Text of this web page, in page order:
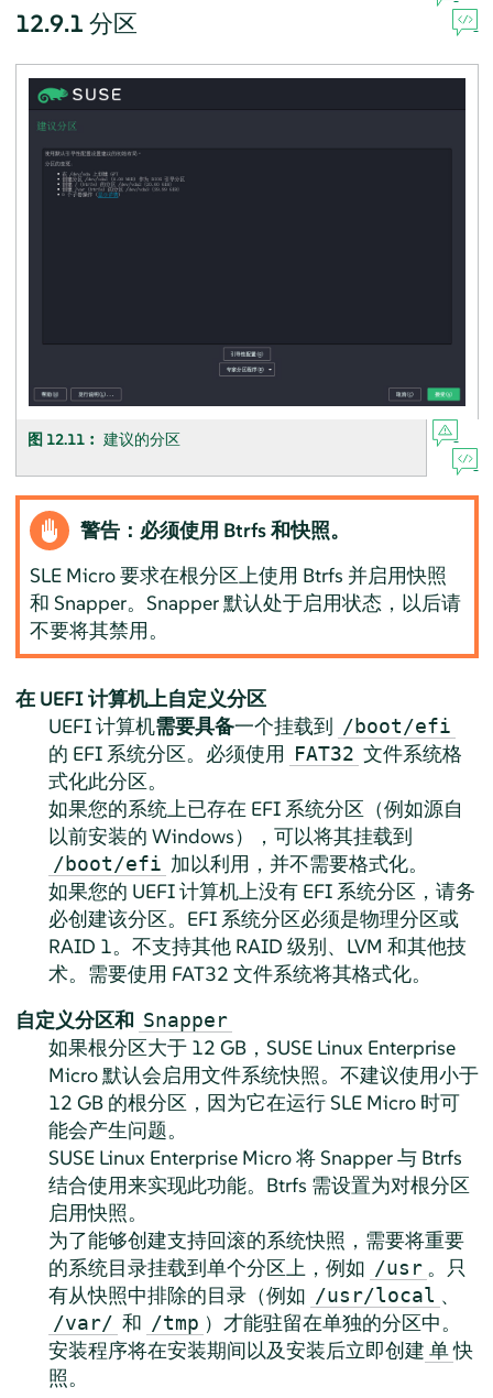
12.9.1 分区
图 12.11︰ 建议的分区
警告：必须使用 Btrfs 和快照。
SLE Micro 要求在根分区上使用 Btrfs 并启用快照
和 Snapper。Snapper 默认处于启用状态，以后请
不要将其禁用。
在 UEFI 计算机上自定义分区
UEFI 计算机需要具备一个挂载到 /boot/efi
的 EFI 系统分区。必须使用 FAT32 文件系统格
式化此分区。
如果您的系统上已存在 EFI 系统分区（例如源自
以前安装的 Windows），可以将其挂载到
/boot/efi 加以利用，并不需要格式化。
如果您的 UEFI 计算机上没有 EFI 系统分区，请务
必创建该分区。EFI 系统分区必须是物理分区或
RAID 1。不支持其他 RAID 级别、LVM 和其他技
术。需要使用 FAT32 文件系统将其格式化。
自定义分区和 Snapper
如果根分区大于 12 GB， SUSE Linux Enterprise
Micro默认会启用文件系统快照。不建议使用小于
12 GB 的根分区，因为它在运行 SLE Micro 时可
能会产生问题。
SUSE Linux Enterprise Micro将 Snapper 与 Btrfs
结合使用来实现此功能。Btrfs 需设置为对根分区
启用快照。
为了能够创建支持回滚的系统快照，需要将重要
的系统目录挂载到单个分区上，例如 /usr 。只
有从快照中排除的目录（例如 /usr/local 、
/var/ 和 /tmp ）才能驻留在单独的分区中。
安装程序将在安装期间以及安装后立即创建 单快
照。